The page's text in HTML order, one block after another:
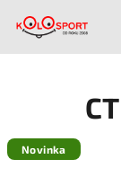
Novinka